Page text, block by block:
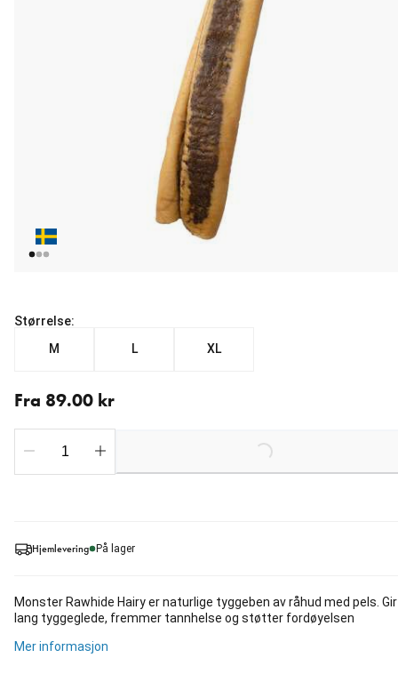
Hjemlevering På lager
Monster Rawhide Hairy er naturlige tyggeben av råhud med pels. Gir
lang tyggeglede, fremmer tannhelse og støtter fordøyelsen
Mer informasjon
Størrelse:
M
L XL
Fra 89.00 kr